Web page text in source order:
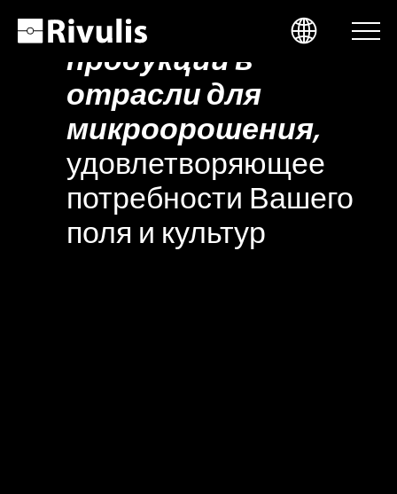
SELECT LANGUAGE
ENGLISH
ESPAÑOL
ИСТОРИИ ФЕРМЕРА
КОМПЛЕКСНОЕ РЕШЕНИЕ
ЛИНЕЙКА ПРОДУКЦИИ
портфолио
продукции в
отрасли для
микроорошения,
удовлетворяющее
потребности Вашего
поля и культур